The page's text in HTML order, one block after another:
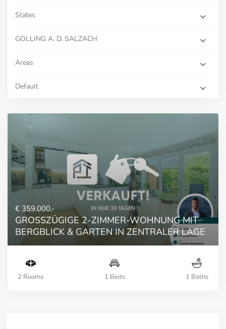
States
GOLLING A. D. SALZACH
Areas
Default
€ 359.000,-
GROSSZÜGIGE 2-ZIMMER-WOHNUNG MIT
BERGBLICK & GARTEN IN ZENTRALER LAGE
2 Rooms 1 Beds 1 Baths